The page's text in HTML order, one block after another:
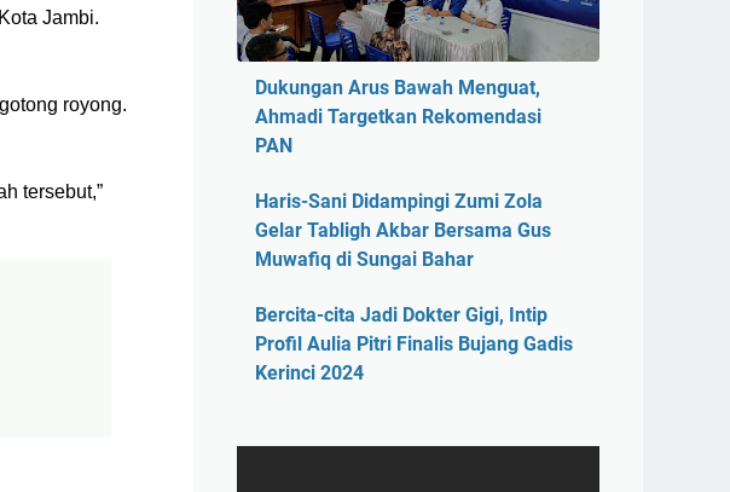
Jambi.
royong.
tersebut,”
Dukungan Arus Bawah Menguat,
Ahmadi Targetkan Rekomendasi
PAN
Haris-Sani Didampingi Zumi Zola
Gelar Tabligh Akbar Bersama Gus
Muwafiq di Sungai Bahar
Bercita-cita Jadi Dokter Gigi, Intip
Profil Aulia Pitri Finalis Bujang Gadis
Kerinci 2024